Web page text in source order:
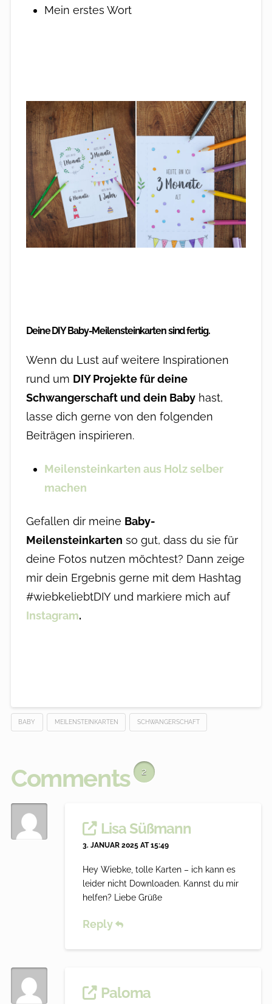
Mein erstes Wort
Deine DIY Baby-Meilensteinkarten sind fertig.
Wenn du Lust auf weitere Inspirationen
rund um DIY Projekte für deine
Schwangerschaft und dein Babyhast,
lasse dich gerne von den folgenden
Beiträgen inspirieren.
Meilensteinkarten aus Holz selber
machen
Gefallen dir meine Baby-
Meilensteinkarten so gut, dass du sie für
deine Fotos nutzen möchtest? Dann zeige
mir dein Ergebnis gerne mit dem Hashtag
#wiebkeliebtDIY und markiere mich auf
Instagram.
BABY MEILENSTEINKARTEN SCHWANGERSCHAFT
Comments 2
Lisa Süßmann
3. JANUAR 2025 AT 15:49
Hey Wiebke, tolle Karten – ich kann es
leider nicht Downloaden. Kannst du mir
helfen? Liebe Grüße
Reply
Paloma